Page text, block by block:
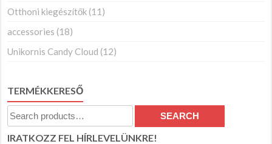
Otthoni kiegészítők (11)
accessories (18)
Unikornis Candy Cloud (12)
TERMÉKKERESŐ
Search
for:
SEARCH
IRATKOZZ FEL HÍRLEVELÜNKRE!